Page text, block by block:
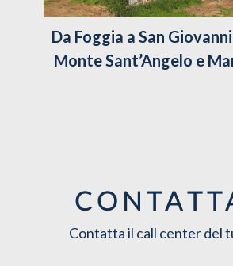
Da Foggia a San
Monte Sant’Angelo e
Contatta il call center del